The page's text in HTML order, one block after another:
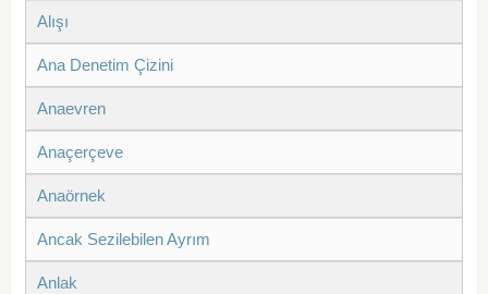
Alışı
Ana Denetim Çizini
Anaevren
Anaçerçeve
Anaörnek
Ancak Sezilebilen Ayrım
Anlak